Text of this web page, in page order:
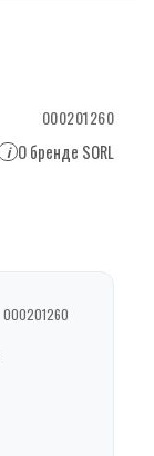
000201260
i О бренде SORL
000201260